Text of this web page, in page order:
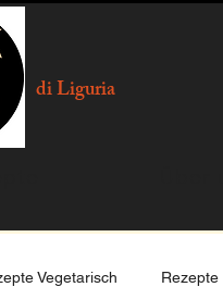
di Liguria
Vegetarisch Rezepte